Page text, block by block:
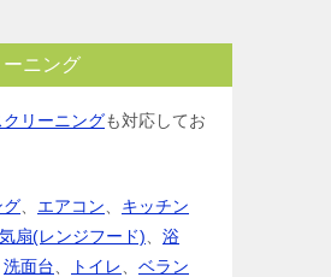
ニング
リーニングも対応してお
グ エアコン
キッチン
扇(レンジフード)
浴
洗面台 トイレ
ベラン